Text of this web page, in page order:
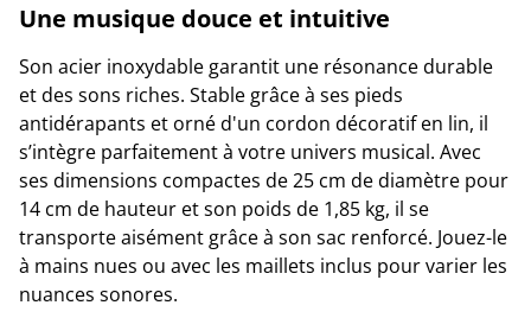
Une musique douce et intuitive
Son acier inoxydable garantit une résonance durable
et des sons riches. Stable grâce à ses pieds
antidérapants et orné d'un cordon décoratif en lin, il
s’intègre parfaitement à votre univers musical. Avec
ses dimensions compactes de 25 cm de diamètre pour
14 cm de hauteur et son poids de 1,85 kg, il se
transporte aisément grâce à son sac renforcé. Jouez-le
à mains nues ou avec les maillets inclus pour varier les
nuances sonores.